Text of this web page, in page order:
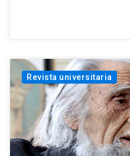
Revista universitaria